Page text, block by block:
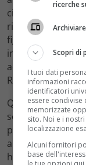
cinematografico
riconosciuto non
figura capace di
intendere il
accessibile senza
Roma, del resto.
Quella serata ha
semplice evento
patto simbolico
altra ha
ha dimostrato
ricerche
Scopri di
I tuoi dati
informazioni
identificatori
essere condivise
memorizzate
sito. Noi e i
localizzazione
Alcuni fornitori
base